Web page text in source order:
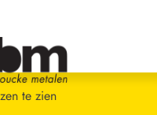
te zien